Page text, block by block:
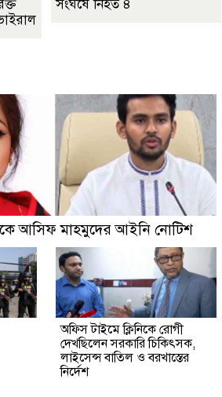
সংঘর্ষে নিহত ৪
আসিফ মাহমুদের আইনি নোটিশ
অফিস টাইমে ক্লিনিকে রোগী
দেখছিলেন সরকারি চিকিৎসক,
লাইসেন্স বাতিল ও বরখাস্তের
নির্দেশ